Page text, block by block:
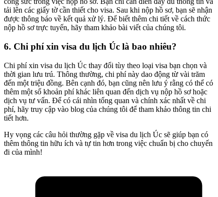
tải lên các giấy tờ cần thiết cho visa. Sau khi nộp hồ sơ, bạn sẽ nhận
được thông báo về kết quả xử lý. Để biết thêm chi tiết về cách thức
nộp hồ sơ trực tuyến, hãy tham khảo bài viết của chúng tôi.
6. Chi phí xin visa du lịch Úc là bao nhiêu?
Chi phí xin visa du lịch Úc thay đổi tùy theo loại visa bạn chọn và
thời gian lưu trú. Thông thường, chi phí này dao động từ vài trăm
đến một triệu đồng. Bên cạnh đó, bạn cũng nên lưu ý rằng có thể có
thêm một số khoản phí khác liên quan đến dịch vụ nộp hồ sơ hoặc
dịch vụ tư vấn. Để có cái nhìn tổng quan và chính xác nhất về chi
phí, hãy truy cập vào blog của chúng tôi để tham khảo thông tin chi
tiết hơn.
Hy vọng các câu hỏi thường gặp về visa du lịch Úc sẽ giúp bạn có
thêm thông tin hữu ích và tự tin hơn trong việc chuẩn bị cho chuyến
đi của mình!